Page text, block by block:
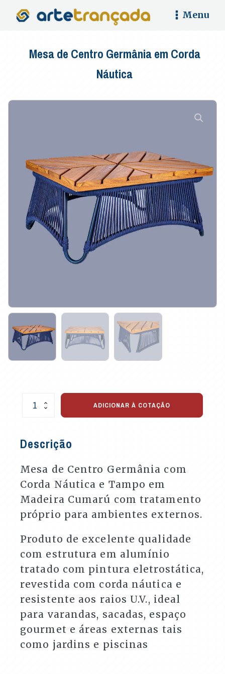
Menu
Mesa de Centro Germânia em Corda
Náutica
Mesa
em
quantidade
ADICIONAR À COTAÇÃO
Descrição
Mesa de Centro Germânia com
Corda Náutica e Tampo em
Madeira Cumarú com tratamento
próprio para ambientes externos.
Produto de excelente qualidade
com estrutura em alumínio
tratado com pintura eletrostática,
revestida com corda náutica e
resistente aos raios U.V., ideal
para varandas, sacadas, espaço
gourmet e áreas externas tais
como jardins e piscinas